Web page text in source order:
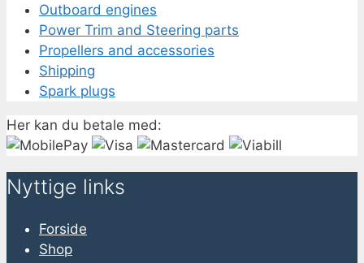
Outboard engines
Power Trim and Steering parts
Propellers and accessories
Shipping
Spark plugs
Her kan du betale med:
Nyttige links
Forside
Shop